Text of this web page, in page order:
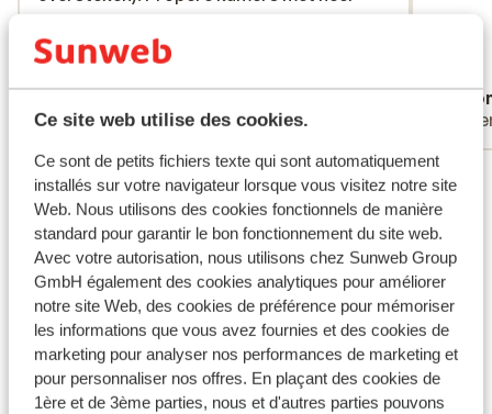
Ce site web utilise des cookies.
Ce sont de petits fichiers texte qui sont automatiquement
installés sur votre navigateur lorsque vous visitez notre site
Web. Nous utilisons des cookies fonctionnels de manière
standard pour garantir le bon fonctionnement du site web.
Avec votre autorisation, nous utilisons chez Sunweb Group
GmbH également des cookies analytiques pour améliorer
notre site Web, des cookies de préférence pour mémoriser
les informations que vous avez fournies et des cookies de
marketing pour analyser nos performances de marketing et
pour personnaliser nos offres. En plaçant des cookies de
1ère et de 3ème parties, nous et d'autres parties pouvons
latérale) sur la Grande Bleue. L’hôtel se compose de 3
grands bâtiments disposés en forme de U, lesquels
s’organisent autour d’une grande piscine construite en
longueur. Parasols de paille et transats s’alignent sur la
pelouse pour vous permettre de jouir du soleil tout en
vous rafraichissant à la piscine. Enfin, côté cuisine,
vous serez ravi de pouvoir compter sur une grande
salle de restaurant qui vous offrira une vue directe sur
la mer Méditerranée ainsi qu’un large buffet copieux et
varié pour vos petits déjeuners et diners. Le MedPlaya
Hotel Pez Espada a tout pour vous plaire et faire de vos
vacances sur la Costa del Sol, une vraie réussite!
Bonnes vacances à tous!
restaurant kijkt uit op zee, heel uitgebreid
Heel vriendelijk personeel. Voldoende
comfortabele ligbedden ter beschikking.
Kortom top hotel!
restaurant kijkt uit op zee, h...
Familles
Voir tous les 108 avis
Autres hébergements - Costa del Sol -
Andalousie
Hôtel H10 Croma Malaga
Hôtel ME Marbella